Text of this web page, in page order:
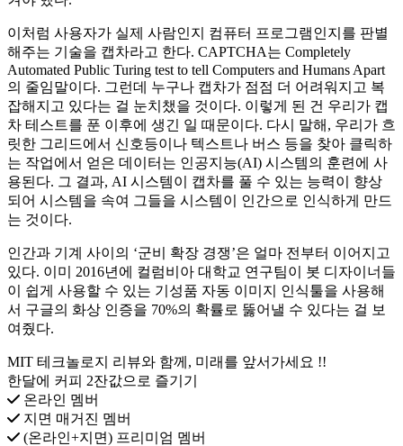
이처럼 사용자가 실제 사람인지 컴퓨터 프로그램인지를 판별
해주는 기술을 캡차라고 한다. CAPTCHA는 Completely
Automated Public Turing test to tell Computers and Humans Apart
의 줄임말이다. 그런데 누구나 캡차가 점점 더 어려워지고 복
잡해지고 있다는 걸 눈치챘을 것이다. 이렇게 된 건 우리가 캡
차 테스트를 푼 이후에 생긴 일 때문이다. 다시 말해, 우리가 흐
릿한 그리드에서 신호등이나 텍스트나 버스 등을 찾아 클릭하
는 작업에서 얻은 데이터는 인공지능(AI) 시스템의 훈련에 사
용된다. 그 결과, AI 시스템이 캡차를 풀 수 있는 능력이 향상
되어 시스템을 속여 그들을 시스템이 인간으로 인식하게 만드
는 것이다.
인간과 기계 사이의 ‘군비 확장 경쟁’은 얼마 전부터 이어지고
있다. 이미 2016년에 컬럼비아 대학교 연구팀이 봇 디자이너들
이 쉽게 사용할 수 있는 기성품 자동 이미지 인식툴을 사용해
서 구글의 화상 인증을 70%의 확률로 뚫어낼 수 있다는 걸 보
여줬다.
MIT 테크놀로지 리뷰와 함께, 미래를 앞서가세요 !!
한달에 커피 2잔값으로 즐기기
온라인 멤버
지면 매거진 멤버
(온라인+지면) 프리미엄 멤버